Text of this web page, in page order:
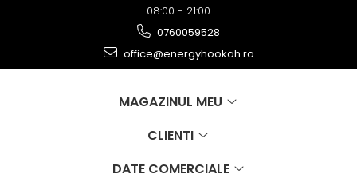
08:00 - 21:00
0760059528
office@energyhookah.ro
MAGAZINUL MEU
CLIENTI
DATE COMERCIALE